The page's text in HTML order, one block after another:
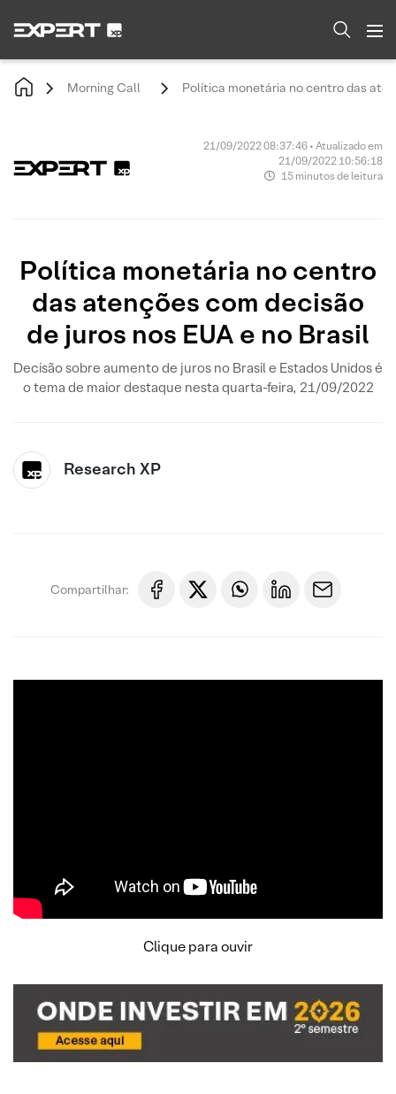
Morning Call Política monetária no centro das
21/09/2022 08:37:46 • Atualizado em
21/09/2022 10:56:18
15 minutos de leitura
Política monetária no centro
das atenções com decisão
de juros nos EUA e no Brasil
Decisão sobre aumento de juros no Brasil e Estados Unidos é
o tema de maior destaque nesta quarta-feira, 21/09/2022
Research XP
Compartilhar:
Clique para ouvir